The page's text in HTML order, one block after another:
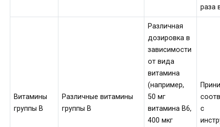
раза
Витамины
группы В
Различные витамины
группы В
Различная
дозировка в
зависимости
от вида
витамина
(например,
50 мг
витамина В6,
400 мкг
с